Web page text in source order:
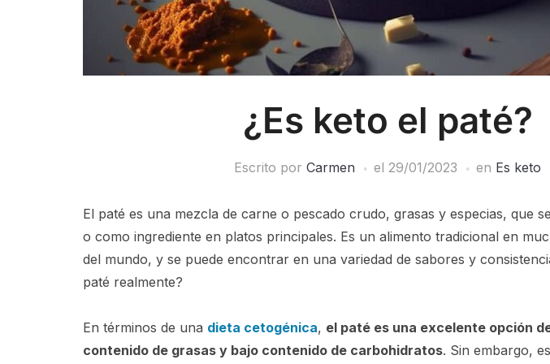
¿Es keto el paté?
Escrito por Carmen el 29/01/2023 en Es keto
El paté es una mezcla de carne o pescado crudo, grasas y especias, que
o como ingrediente en platos principales. Es un alimento tradicional en
del mundo, y se puede encontrar en una variedad de sabores y
paté realmente?
En términos de una dieta cetogénica, el paté es una excelente opción
contenido de grasas y bajo contenido de carbohidratos. Sin embargo,